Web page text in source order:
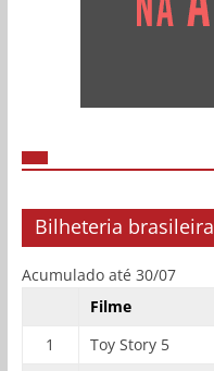
Bilheteria brasileira
Acumulado até 30/07
Filme
1
Toy Story 5